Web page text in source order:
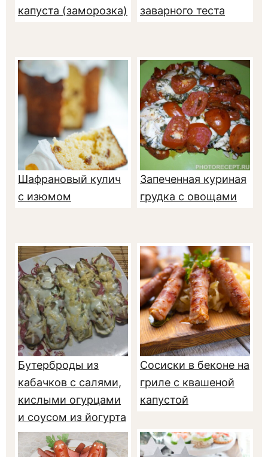
капуста (заморозка)
заварного теста
Шафрановый кулич
с изюмом
Запеченная куриная
грудка с овощами
Бутерброды из
кабачков с салями,
кислыми огурцами
и соусом из йогурта
Сосиски в беконе на
гриле с квашеной
капустой